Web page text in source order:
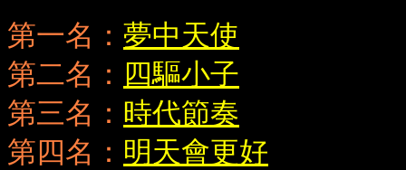
第一名： 夢中天使
第二名： 四驅小子
第三名： 時代節奏
第四名： 明天會更好